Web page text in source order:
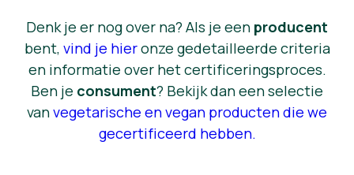
Denk je er nog over na? Als je een producent
bent, vind je hieronze gedetailleerde criteria
en informatie over het certificeringsproces.
Ben je consument? Bekijk dan een selectie
vanvegetarische en vegan producten die we
gecertificeerd hebben.